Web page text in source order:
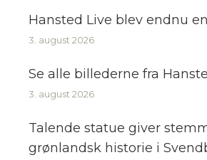
Hansted Live blev endnu
3. august 2026
Se alle billederne fra
3. august 2026
Talende statue giver
grønlandsk historie i